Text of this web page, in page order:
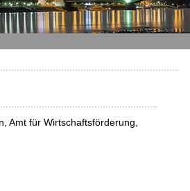
Amt für Wirtschaftsförderung,